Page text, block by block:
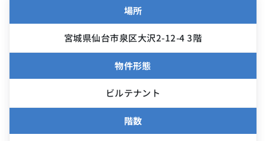
場所
宮城県仙台市泉区大沢2-12-4 3階
物件形態
ビルテナント
階数